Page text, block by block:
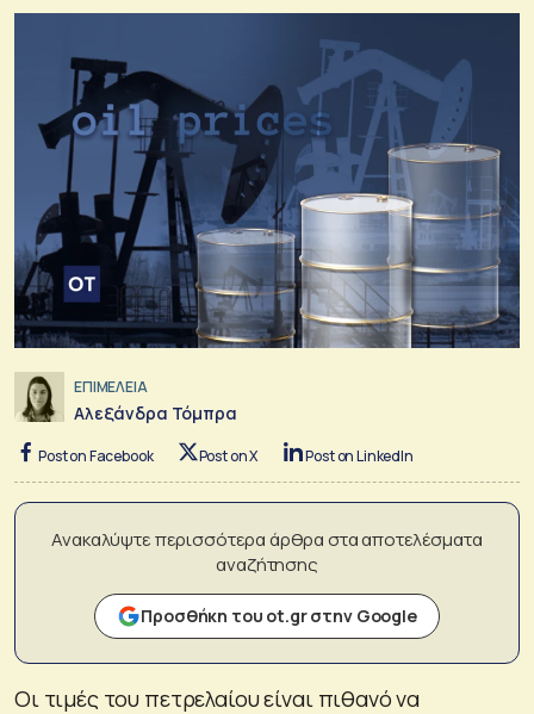
ΕΠΙΜΕΛΕΙΑ
Αλεξάνδρα Τόμπρα
Post on Facebook Post on X Post on LinkedIn
Ανακαλύψτε περισσότερα άρθρα στα αποτελέσματα
αναζήτησης
Προσθήκη του ot.gr στην Google
Οι τιμές του πετρελαίου είναι πιθανό να